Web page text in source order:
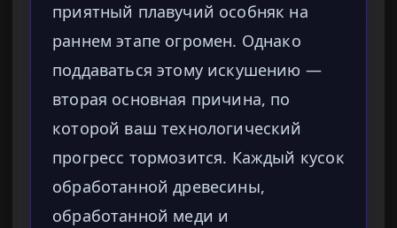
приятный плавучий особняк на
раннем этапе огромен. Однако
поддаваться этому искушению —
вторая основная причина, по
которой ваш технологический
прогресс тормозится. Каждый кусок
обработанной древесины,
обработанной меди и